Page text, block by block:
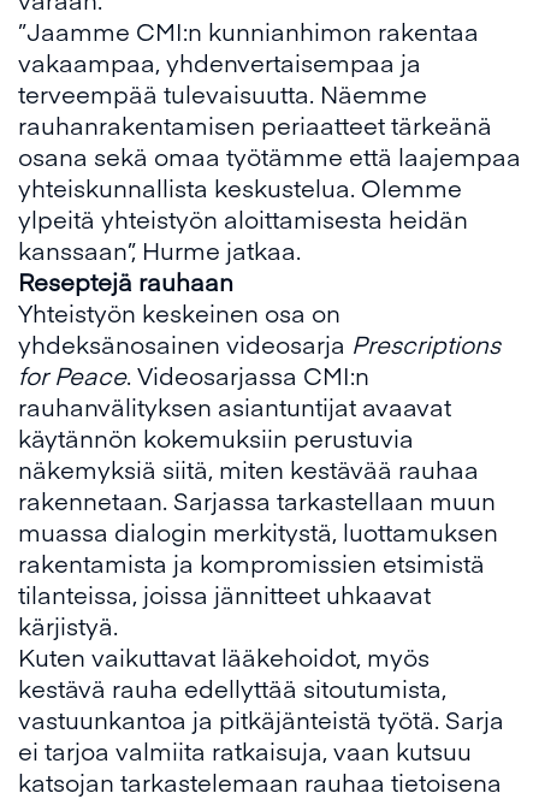
”Jaamme CMI:n kunnianhimon rakentaa
vakaampaa, yhdenvertaisempaa ja
terveempää tulevaisuutta. Näemme
rauhanrakentamisen periaatteet tärkeänä
osana sekä omaa työtämme että laajempaa
yhteiskunnallista keskustelua. Olemme
ylpeitä yhteistyön aloittamisesta heidän
kanssaan”, Hurme jatkaa.
Reseptejä rauhaan
Yhteistyön keskeinen osa on
yhdeksänosainen videosarja Prescriptions
for Peace. Videosarjassa CMI:n
rauhanvälityksen asiantuntijat avaavat
käytännön kokemuksiin perustuvia
näkemyksiä siitä, miten kestävää rauhaa
rakennetaan. Sarjassa tarkastellaan muun
muassa dialogin merkitystä, luottamuksen
rakentamista ja kompromissien etsimistä
tilanteissa, joissa jännitteet uhkaavat
kärjistyä.
Kuten vaikuttavat lääkehoidot, myös
kestävä rauha edellyttää sitoutumista,
vastuunkantoa ja pitkäjänteistä työtä. Sarja
ei tarjoa valmiita ratkaisuja, vaan kutsuu
katsojan tarkastelemaan rauhaa tietoisena